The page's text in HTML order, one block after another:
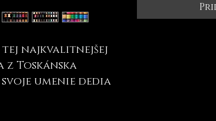
tej najkvalitnejšej
z Toskánska
umenie dedia